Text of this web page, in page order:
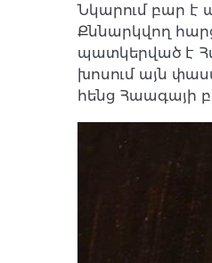
Նկարում բար է
Քննարկվող
պատկերված է
խոսում այն
հենց Հաագայի